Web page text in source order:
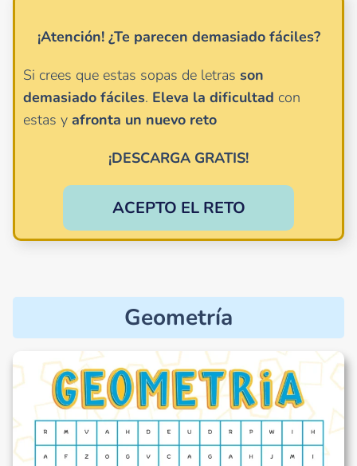
¡Atención! ¿Te parecen demasiado fáciles?
Si crees que estas sopas de letras son
demasiado fáciles. Eleva la dificultad con
estas y afronta un nuevo reto
¡DESCARGA GRATIS!
ACEPTO EL RETO
Geometría